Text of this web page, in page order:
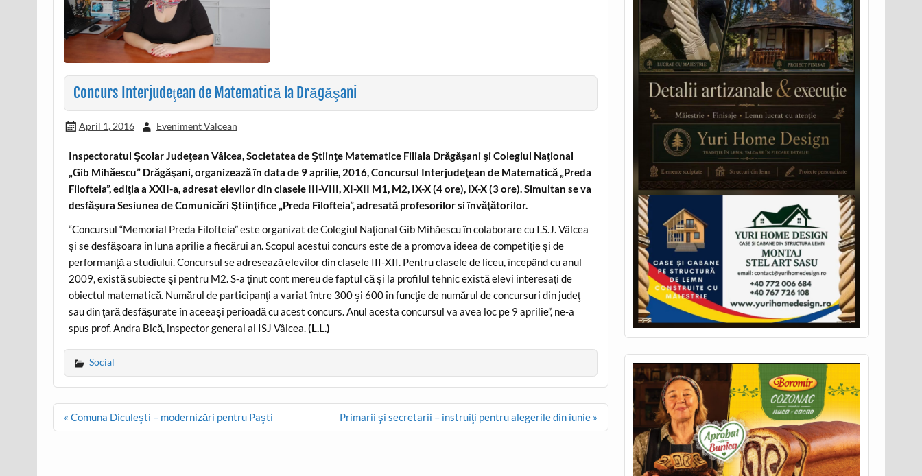
Concurs Interjudeţean de Matematică la Drăgăşani
April 1, 2016 Eveniment Valcean
Inspectoratul Şcolar Judeţean Vâlcea, Societatea de Ştiinţe Matematice Filiala Drăgăşani şi Colegiul Naţional
„Gib Mihăescu” Drăgăşani, organizează în data de 9 aprilie, 2016, Concursul Interjudeţean de Matematică „Preda
Filofteia”, ediţia a XXII-a, adresat elevilor din clasele III-VIII, XI-XII M1, M2, IX-X (4 ore), IX-X (3 ore). Simultan se va
desfăşura Sesiunea de Comunicări Ştiinţifice „Preda Filofteia”, adresată profesorilor si învăţătorilor.
“Concursul “Memorial Preda Filofteia” este organizat de Colegiul Naţional Gib Mihăescu în colaborare cu I.S.J. Vâlcea
şi se desfăşoara în luna aprilie a fiecărui an. Scopul acestui concurs este de a promova ideea de competiţie şi de
performanţă a studiului. Concursul se adresează elevilor din clasele III-XII. Pentru clasele de liceu, începând cu anul
2009, există subiecte şi pentru M2. S-a ţinut cont mereu de faptul că şi la profilul tehnic există elevi interesaţi de
obiectul matematică. Numărul de participanţi a variat între 300 şi 600 în funcţie de numărul de concursuri din judeţ
sau din ţară desfăşurate în aceeaşi perioadă cu acest concurs. Anul acesta concursul va avea loc pe 9 aprilie”, ne-a
spus prof. Andra Bică, inspector general al ISJ Vâlcea.(L.L.)
Social
Post
« Comuna Diculeşti – modernizări pentru Paşti Primarii şi secretarii – instruiţi pentru alegerile din iunie »